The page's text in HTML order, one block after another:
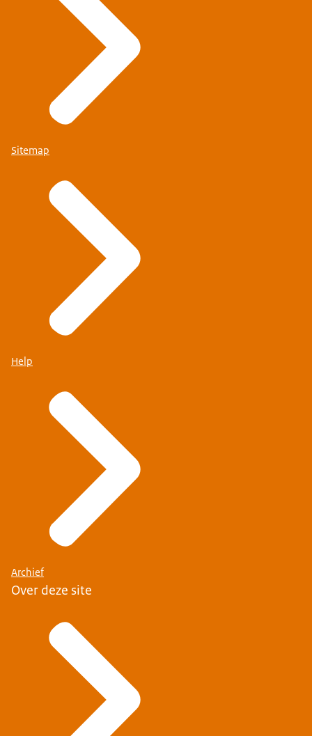
Sitemap
Help
Archief
Over deze site